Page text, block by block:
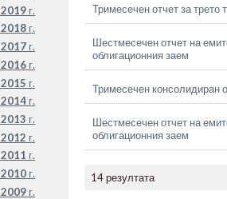
2019 г.
2018 г.
2017 г.
2016 г.
2015 г.
2014 г.
2013 г.
2012 г.
2011 г.
2010 г.
2009 г.
Тримесечен отчет за трето
Шестмесечен отчет на
облигационния заем
Тримесечен консолидиран
Шестмесечен отчет на
облигационния заем
14 резултата